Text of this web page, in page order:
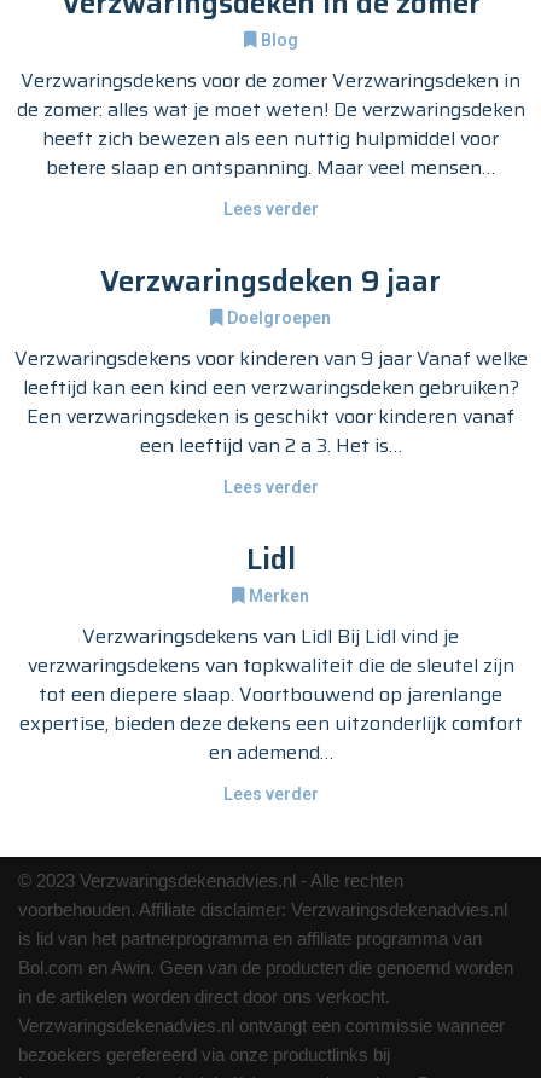
Blog
Verzwaringsdekens voor de zomer Verzwaringsdeken in
de zomer: alles wat je moet weten! De verzwaringsdeken
heeft zich bewezen als een nuttig hulpmiddel voor
betere slaap en ontspanning. Maar veel mensen…
Lees verder
Verzwaringsdeken 9 jaar
Doelgroepen
Verzwaringsdekens voor kinderen van 9 jaar Vanaf welke
leeftijd kan een kind een verzwaringsdeken gebruiken?
Een verzwaringsdeken is geschikt voor kinderen vanaf
een leeftijd van 2 a 3. Het is…
Lees verder
Lidl
Merken
Verzwaringsdekens van Lidl Bij Lidl vind je
verzwaringsdekens van topkwaliteit die de sleutel zijn
tot een diepere slaap. Voortbouwend op jarenlange
expertise, bieden deze dekens een uitzonderlijk comfort
en ademend…
Lees verder
© 2023 Verzwaringsdekenadvies.nl - Alle rechten
voorbehouden. Affiliate disclaimer: Verzwaringsdekenadvies.nl
is lid van het partnerprogramma en affiliate programma van
Bol.com en Awin. Geen van de producten die genoemd worden
in de artikelen worden direct door ons verkocht.
Verzwaringsdekenadvies.nl ontvangt een commissie wanneer
bezoekers gerefereerd via onze productlinks bij